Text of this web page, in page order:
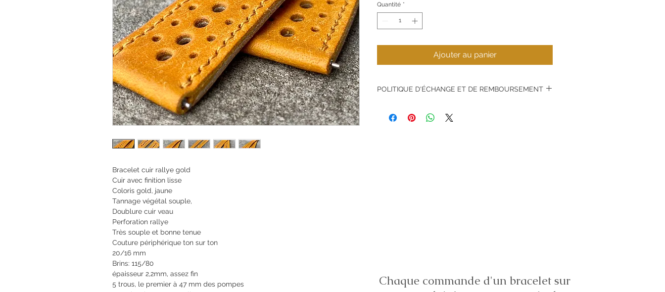
Bracelet cuir rallye gold
Cuir avec finition lisse
Coloris gold, jaune
Tannage végétal souple,
Doublure cuir veau
Perforation rallye
Très souple et bonne tenue
Couture périphérique ton sur ton
20/16 mm
Brins: 115/80
épaisseur 2,2mm, assez fin
5 trous, le premier à 47 mm des pompes
Quantité *
Ajouter au panier
POLITIQUE D'ÉCHANGE ET DE REMBOURSEMENT
Chaque commande d'un bracelet sur